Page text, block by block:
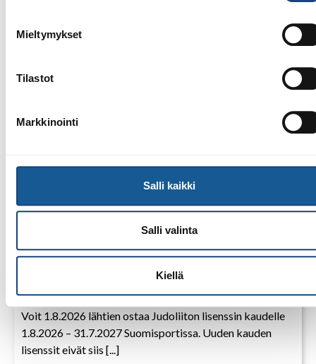
Mieltymykset
Tilastot
Markkinointi
Salli kaikki
Salli valinta
Kiellä
28.7.2026
Uudet lisenssit ostettavissa
1.8.2026 alkaen
Voit 1.8.2026 lähtien ostaa Judoliiton lisenssin kaudelle
1.8.2026 – 31.7.2027 Suomisportissa. Uuden kauden
lisenssit eivät siis [...]